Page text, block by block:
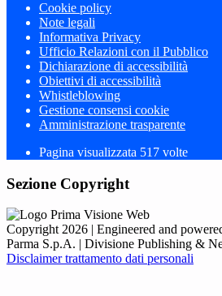
Cookie policy
Note legali
Informativa Privacy
Ufficio Relazioni con il Pubblico
Dichiarazione di accessibilità
Obiettivi di accessibilità
Whistleblowing
Gestione consensi cookie
Amministrazione trasparente
Pagina visualizzata 517 volte
Sezione Copyright
Copyright 2026 | Engineered and
Parma S.p.A. | Divisione Publishing &
Disclaimer trattamento dati personali